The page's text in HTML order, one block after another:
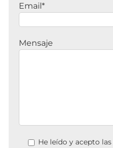
Email*
Mensaje
He leído y acepto las